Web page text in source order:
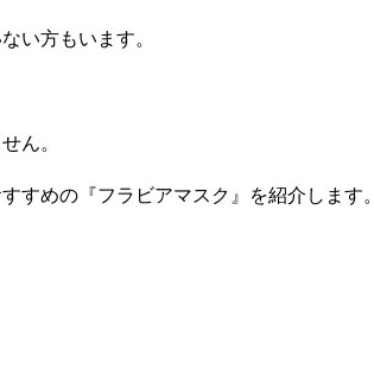
い方もいます。
ん。
すめの『フラビアマスク』を紹介します。